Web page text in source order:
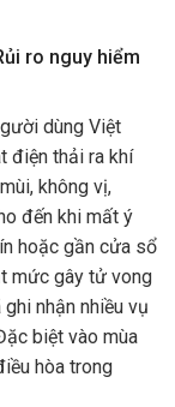
ro nguy hiểm
dùng Việt
điện thải ra khí
không vị,
đến khi mất ý
hoặc gần cửa sổ
mức gây tử vong
nhận nhiều vụ
biệt vào mùa
hòa trong